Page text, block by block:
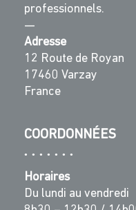
professionnels.
—
Adresse
12 Route de Royan
17460 Varzay
France
COORDONNÉES
Horaires
Du lundi au vendredi